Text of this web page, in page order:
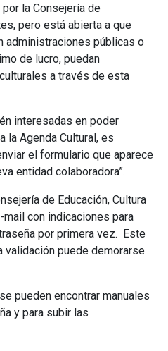
la Consejería de
pero está abierta a que
administraciones públicas o
de lucro, puedan
a través de esta
interesadas en poder
la Agenda Cultural, es
el formulario que aparece
entidad colaboradora”.
de Educación, Cultura
con indicaciones para
por primera vez. Este
validación puede demorarse
pueden encontrar manuales
y para subir las